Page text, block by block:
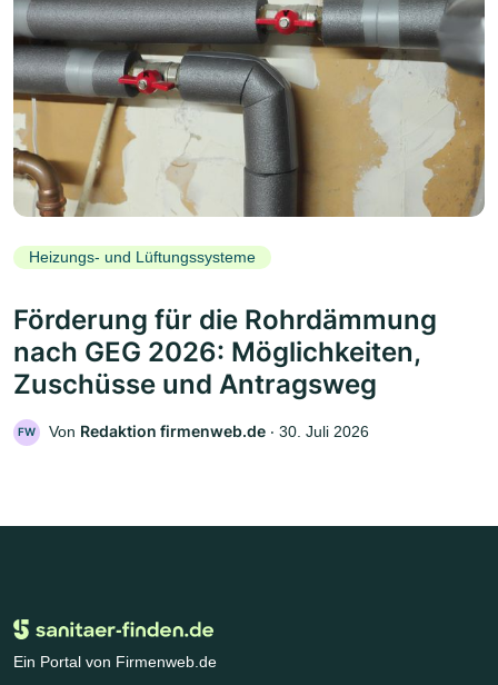
Heizungs- und Lüftungssysteme
Förderung für die Rohrdämmung
nach GEG 2026: Möglichkeiten,
Zuschüsse und Antragsweg
FW Von Redaktion firmenweb.de ‧ 30. Juli 2026
Ein Portal von Firmenweb.de